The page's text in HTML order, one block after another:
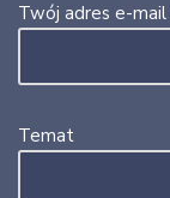
Twój adres e-mail
Temat